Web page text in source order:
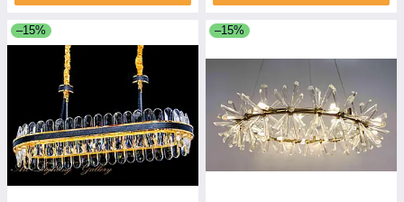
–15% –15%